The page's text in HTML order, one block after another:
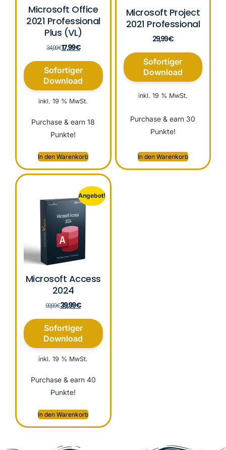
Microsoft Office
2021 Professional
Plus (VL)
34,99€17,99€
Sofortiger
Download
inkl. 19 % MwSt.
Purchase & earn 18
Punkte!
In den Warenkorb
Microsoft Project
2021 Professional
29,99€
Sofortiger
Download
inkl. 19 % MwSt.
Purchase & earn 30
Punkte!
In den Warenkorb
Angebot!
Microsoft Access
2024
99,99€39,99€
Sofortiger
Download
inkl. 19 % MwSt.
Purchase & earn 40
Punkte!
In den Warenkorb